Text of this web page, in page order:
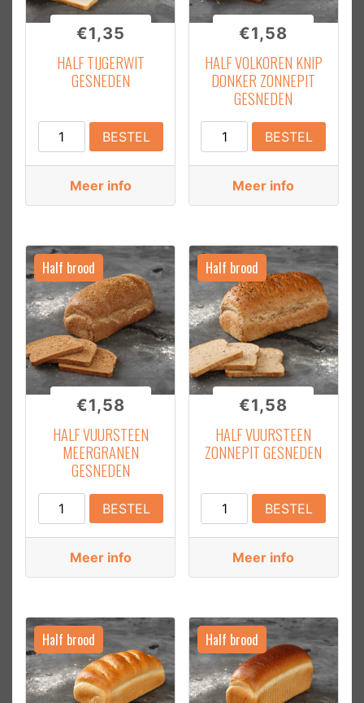
€1,35
HALF TIJGERWIT
GESNEDEN
Half
Tijgerwit
Gesneden
aantal
BESTEL
Meer info
€1,58
HALF VOLKOREN KNIP
DONKER ZONNEPIT
GESNEDEN
Half
Volkoren
Knip
Donker
Zonnepit
aantal
BESTEL
Meer info
Half brood
€1,58
HALF VUURSTEEN
MEERGRANEN
GESNEDEN
Half
Vuursteen
Meergranen
Gesneden
aantal
BESTEL
Meer info
Half brood
€1,58
HALF VUURSTEEN
ZONNEPIT GESNEDEN
Half
Vuursteen
zonnepit
Gesneden
aantal
BESTEL
Meer info
Half brood Half brood